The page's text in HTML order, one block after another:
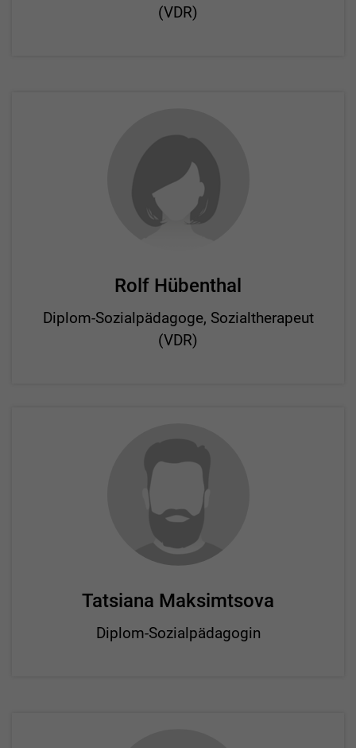
(VDR)
Rolf Hübenthal
Diplom-Sozialpädagoge, Sozialtherapeut
(VDR)
Tatsiana Maksimtsova
Diplom-Sozialpädagogin